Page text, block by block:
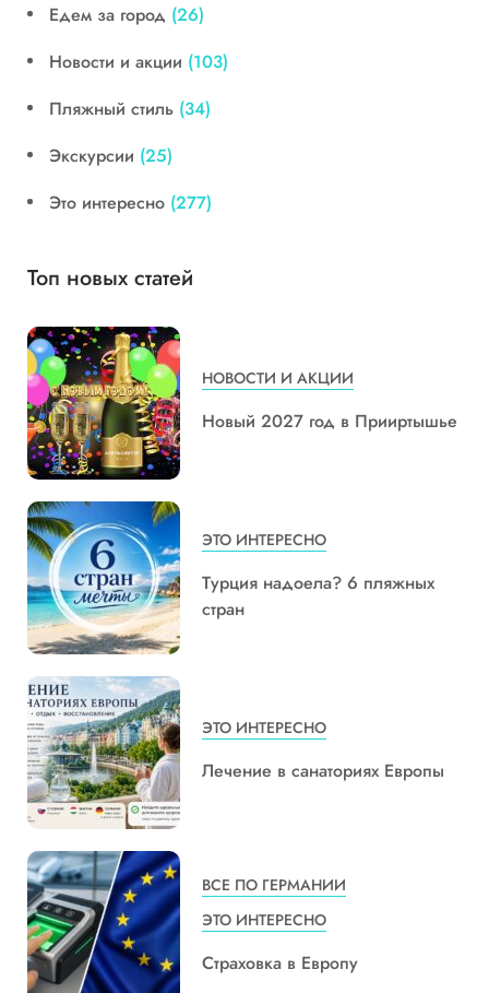
Едем за город (26)
Новости и акции (103)
Пляжный стиль (34)
Экскурсии (25)
Это интересно (277)
Топ новых статей
НОВОСТИ И АКЦИИ
Новый 2027 год в Прииртышье
ЭТО ИНТЕРЕСНО
Турция надоела? 6 пляжных
стран
ЭТО ИНТЕРЕСНО
Лечение в санаториях Европы
ВСЕ ПО ГЕРМАНИИ
ЭТО ИНТЕРЕСНО
Страховка в Европу